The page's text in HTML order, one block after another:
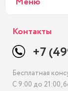
Контакты
+7
Бесплатная
С 9:00 до 21:00,